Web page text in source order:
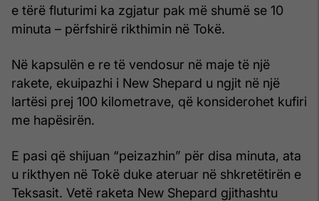
e tërë fluturimi ka zgjatur pak më shumë se 10
minuta – përfshirë rikthimin në Tokë.
Në kapsulën e re të vendosur në maje të një
rakete, ekuipazhi i New Shepard u ngjit në një
lartësi prej 100 kilometrave, që konsiderohet kufiri
me hapësirën.
E pasi që shijuan “peizazhin” për disa minuta, ata
u rikthyen në Tokë duke ateruar në shkretëtirën e
Teksasit. Vetë raketa New Shepard gjithashtu